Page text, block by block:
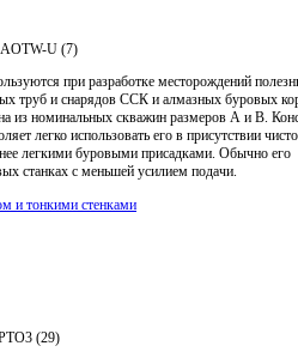
U (7)
при разработке месторождений
труб и снарядов ССК и алмазных буровых
из номинальных скважин размеров А и В.
легко использовать его в присутствии
легкими буровыми присадками. Обычно его
станках с меньшей усилием подачи.
и тонкими стенками
(29)